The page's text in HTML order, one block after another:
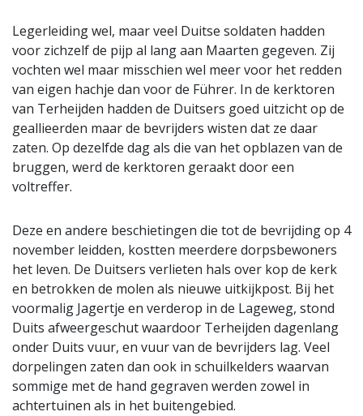
Legerleiding wel, maar veel Duitse soldaten hadden
voor zichzelf de pijp al lang aan Maarten gegeven. Zij
vochten wel maar misschien wel meer voor het redden
van eigen hachje dan voor de Führer. In de kerktoren
van Terheijden hadden de Duitsers goed uitzicht op de
geallieerden maar de bevrijders wisten dat ze daar
zaten. Op dezelfde dag als die van het opblazen van de
bruggen, werd de kerktoren geraakt door een
voltreffer.
Deze en andere beschietingen die tot de bevrijding op 4
november leidden, kostten meerdere dorpsbewoners
het leven. De Duitsers verlieten hals over kop de kerk
en betrokken de molen als nieuwe uitkijkpost. Bij het
voormalig Jagertje en verderop in de Lageweg, stond
Duits afweergeschut waardoor Terheijden dagenlang
onder Duits vuur, en vuur van de bevrijders lag. Veel
dorpelingen zaten dan ook in schuilkelders waarvan
sommige met de hand gegraven werden zowel in
achtertuinen als in het buitengebied.